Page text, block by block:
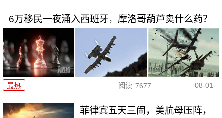
6万移民一夜涌入西班牙，摩洛哥葫芦卖什么药？
最热 阅读 7677 08-01
菲律宾五天三闹，美航母压阵，